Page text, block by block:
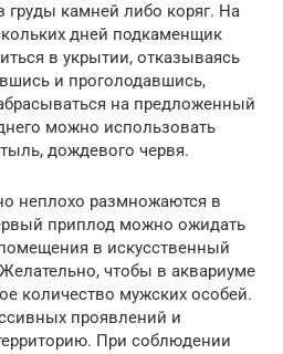
груды камней либо коряг. На
дней подкаменщик
в укрытии, отказываясь
и проголодавшись,
на предложенный
можно использовать
дождевого червя.
неплохо размножаются в
приплод можно ожидать
в искусственный
чтобы в аквариуме
количество мужских особей.
проявлений и
При соблюдении